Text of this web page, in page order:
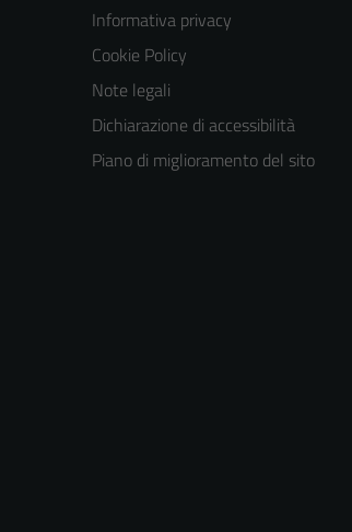
Informativa privacy
Cookie Policy
Note legali
Dichiarazione di accessibilità
Piano di miglioramento del sito